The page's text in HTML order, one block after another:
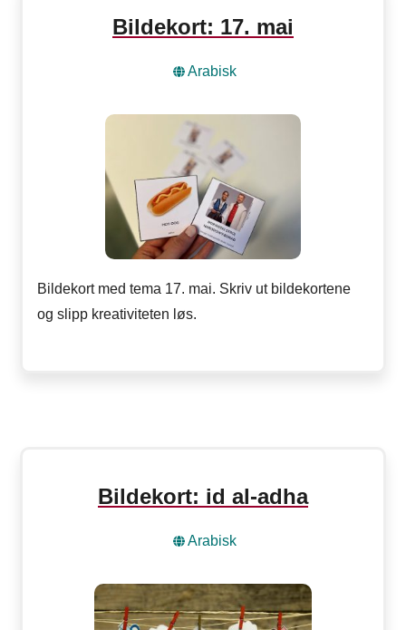
Bildekort: 17. mai
Arabisk
Bildekort med tema 17. mai. Skriv ut bildekortene
og slipp kreativiteten løs.
Bildekort: id al-adha
Arabisk